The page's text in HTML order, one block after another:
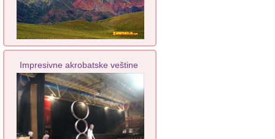
Impresivne akrobatske veštine